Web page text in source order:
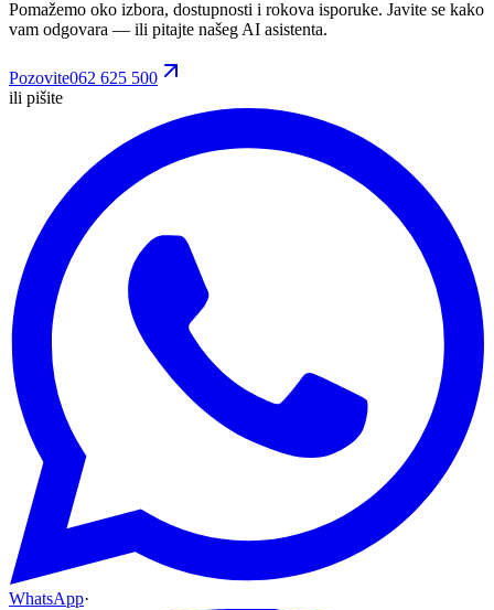
Pomažemo oko izbora, dostupnosti i rokova isporuke. Javite se kako
vam odgovara — ili pitajte našeg AI asistenta.
Pozovite062 625 500
ili pišite
WhatsApp·